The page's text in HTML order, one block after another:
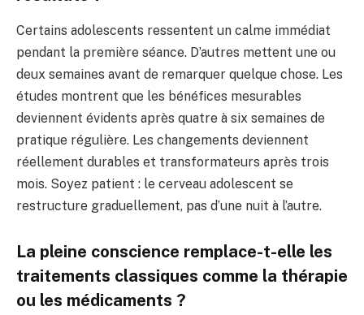
Certains adolescents ressentent un calme immédiat
pendant la première séance. D’autres mettent une ou
deux semaines avant de remarquer quelque chose. Les
études montrent que les bénéfices mesurables
deviennent évidents après quatre à six semaines de
pratique régulière. Les changements deviennent
réellement durables et transformateurs après trois
mois. Soyez patient : le cerveau adolescent se
restructure graduellement, pas d’une nuit à l’autre.
La pleine conscience remplace-t-elle les
traitements classiques comme la thérapie
ou les médicaments ?